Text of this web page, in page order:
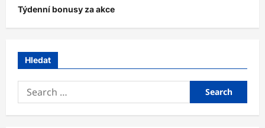
Týdenní bonusy za akce
Hledat
Search
for: